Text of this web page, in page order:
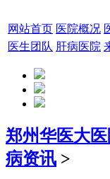
网站首页 医院概况
医生团队 肝病医院
郑州华医大
病资讯 >